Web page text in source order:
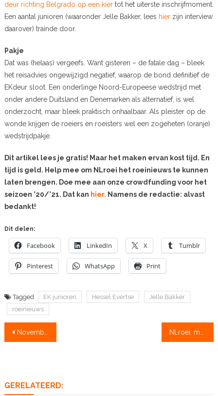
deur richting Belgrado op een kier tot het uiterste inschrijfmoment.
Een aantal junioren (waaronder Jelle Bakker, lees hier zijn interview
daarover) trainde door.
Pakje
Dat was (helaas) vergeefs. Want gisteren – de fatale dag – bleek
het reisadvies ongewijzigd negatief, waarop de bond definitief de
EKdeur sloot. Een onderlinge Noord-Europeese wedstrijd met
onder andere Duitsland en Denemarken als alternatief, is wel
onderzocht, maar bleek praktisch onhaalbaar. Als pleister op de
wonde krijgen de roeiers en roeisters wel een zogeheten (oranje)
wedstrijdpakje.
Dit artikel lees je gratis! Maar het maken ervan kost tijd. En
tijd is geld. Help mee om NLroei het roeinieuws te kunnen
laten brengen. Doe mee aan onze crowdfunding voor het
seizoen ’20/’21. Dat kan hier. Namens de redactie: alvast
bedankt!
Dit delen:
Facebook LinkedIn X Tumblr
Pinterest WhatsApp Print
Tagged EK junioren Hessel Evertse
Jelle Bakker
roeinieuws
Bericht
Novembervieren vanwege capaciteitsproblemen geschrapt NLroei: meer dan 6.000.000 x gelezen in 5 jaar, steun ook in het seizoen ’20/’21!
GERELATEERD: